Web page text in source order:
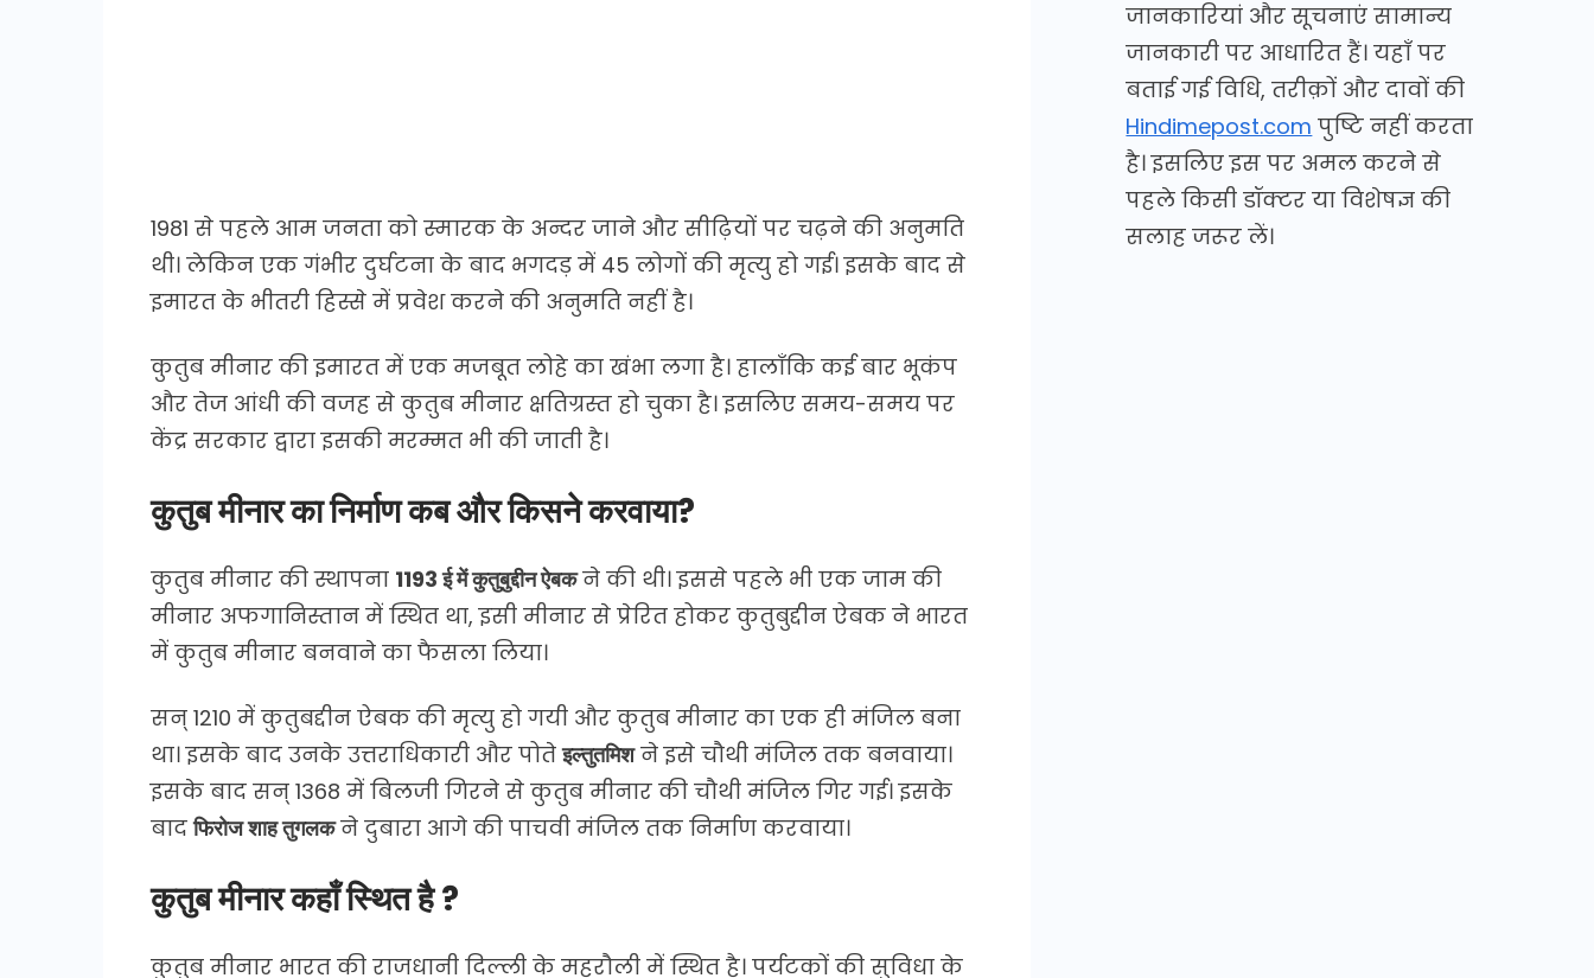
1981 से पहले आम जनता को स्मारक के अन्दर जाने और सीढ़ियों पर चढ़ने की अनुमति
थी। लेकिन एक गंभीर दुर्घटना के बाद भगदड़ में 45 लोगों की मृत्यु हो गई। इसके बाद से
इमारत के भीतरी हिस्से में प्रवेश करने की अनुमति नहीं है।
कुतुब मीनार की इमारत में एक मजबूत लोहे का खंभा लगा है। हालाँकि कई बार भूकंप
और तेज आंधी की वजह से कुतुब मीनार क्षतिग्रस्त हो चुका है। इसलिए समय-समय पर
केंद्र सरकार द्वारा इसकी मरम्मत भी की जाती है।
कुतुब मीनार का निर्माण कब और किसने करवाया?
कुतुब मीनार की स्थापना 1193 ई में कुतुबुद्दीन ऐबकने की थी। इससे पहले भी एक जाम की
मीनार अफगानिस्तान में स्थित था, इसी मीनार से प्रेरित होकर कुतुबुद्दीन ऐबक ने भारत
में कुतुब मीनार बनवाने का फैसला लिया।
सन् 1210 में कुतुबद्दीन ऐबक की मृत्यु हो गयी और कुतुब मीनार का एक ही मंजिल बना
था। इसके बाद उनके उत्तराधिकारी और पोतेइल्तुतमिशने इसे चौथी मंजिल तक बनवाया।
इसके बाद सन् 1368 में बिलजी गिरने से कुतुब मीनार की चौथी मंजिल गिर गई। इसके
बादफिरोज शाह तुगलकने दुबारा आगे की पाचवी मंजिल तक निर्माण करवाया।
कुतुब मीनार कहाँ स्थित है ?
कुतुब मीनार भारत की राजधानी दिल्ली के महरौली में स्थित है। पर्यटकों की सुविधा के
जानकारियां और सूचनाएं सामान्य
जानकारी पर आधारित हैं। यहाँ पर
बताई गई विधि, तरीक़ों और दावों की
Hindimepost.com पुष्टि नहीं करता
है। इसलिए इस पर अमल करने से
पहले किसी डॉक्टर या विशेषज्ञ की
सलाह जरूर लें।